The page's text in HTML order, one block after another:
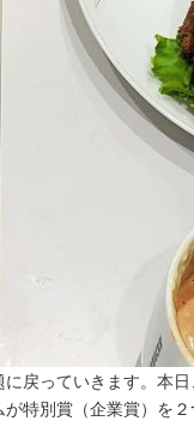
戻っていきます。本
特別賞（企業賞）を